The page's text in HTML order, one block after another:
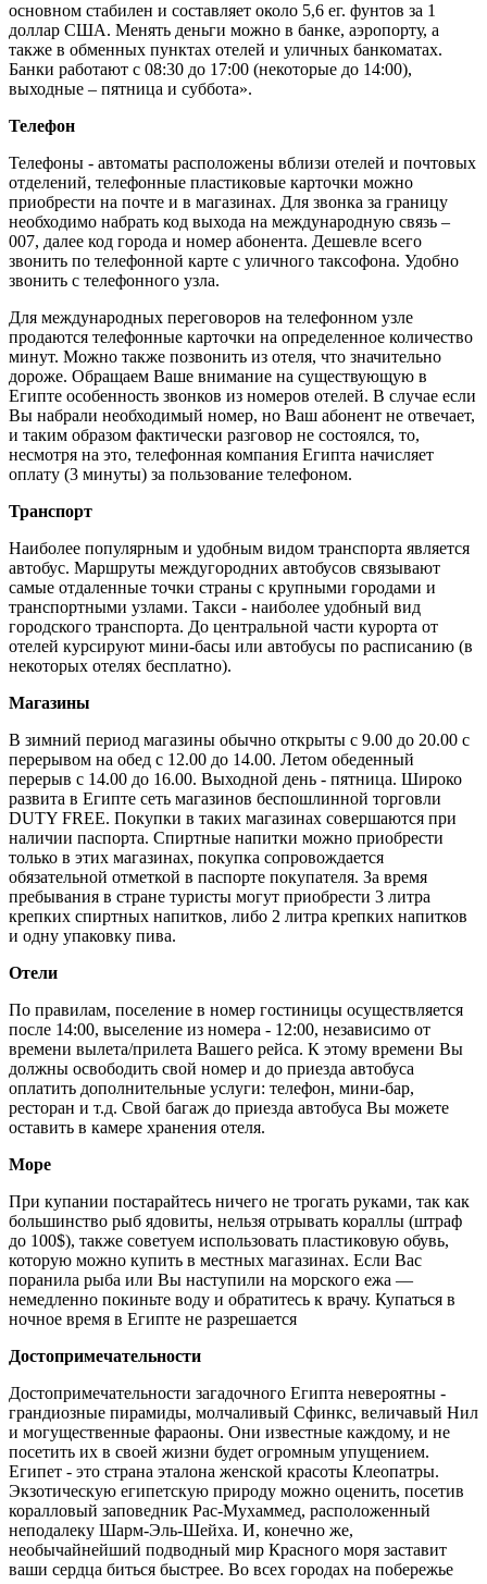
основном стабилен и составляет около 5,6 ег. фунтов за 1
доллар США. Менять деньги можно в банке, аэропорту, а
также в обменных пунктах отелей и уличных банкоматах.
Банки работают с 08:30 до 17:00 (некоторые до 14:00),
выходные – пятница и суббота».
Телефон
Телефоны - автоматы расположены вблизи отелей и почтовых
отделений, телефонные пластиковые карточки можно
приобрести на почте и в магазинах. Для звонка за границу
необходимо набрать код выхода на международную связь –
007, далее код города и номер абонента. Дешевле всего
звонить по телефонной карте с уличного таксофона. Удобно
звонить с телефонного узла.
Для международных переговоров на телефонном узле
продаются телефонные карточки на определенное количество
минут. Можно также позвонить из отеля, что значительно
дороже. Обращаем Ваше внимание на существующую в
Египте особенность звонков из номеров отелей. В случае если
Вы набрали необходимый номер, но Ваш абонент не отвечает,
и таким образом фактически разговор не состоялся, то,
несмотря на это, телефонная компания Египта начисляет
оплату (3 минуты) за пользование телефоном.
Транспорт
Наиболее популярным и удобным видом транспорта является
автобус. Маршруты междугородних автобусов связывают
самые отдаленные точки страны с крупными городами и
транспортными узлами. Такси - наиболее удобный вид
городского транспорта. До центральной части курорта от
отелей курсируют мини-басы или автобусы по расписанию (в
некоторых отелях бесплатно).
Магазины
В зимний период магазины обычно открыты с 9.00 до 20.00 с
перерывом на обед с 12.00 до 14.00. Летом обеденный
перерыв с 14.00 до 16.00. Выходной день - пятница. Широко
развита в Египте сеть магазинов беспошлинной торговли
DUTY FREE. Покупки в таких магазинах совершаются при
наличии паспорта. Спиртные напитки можно приобрести
только в этих магазинах, покупка сопровождается
обязательной отметкой в паспорте покупателя. За время
пребывания в стране туристы могут приобрести 3 литра
крепких спиртных напитков, либо 2 литра крепких напитков
и одну упаковку пива.
Отели
По правилам, поселение в номер гостиницы осуществляется
после 14:00, выселение из номера - 12:00, независимо от
времени вылета/прилета Вашего рейса. К этому времени Вы
должны освободить свой номер и до приезда автобуса
оплатить дополнительные услуги: телефон, мини-бар,
ресторан и т.д. Свой багаж до приезда автобуса Вы можете
оставить в камере хранения отеля.
Море
При купании постарайтесь ничего не трогать руками, так как
большинство рыб ядовиты, нельзя отрывать кораллы (штраф
до 100$), также советуем использовать пластиковую обувь,
которую можно купить в местных магазинах. Если Вас
поранила рыба или Вы наступили на морского ежа —
немедленно покиньте воду и обратитесь к врачу. Купаться в
ночное время в Египте не разрешается
Достопримечательности
Достопримечательности загадочного Египта невероятны -
грандиозные пирамиды, молчаливый Сфинкс, величавый Нил
и могущественные фараоны. Они известные каждому, и не
посетить их в своей жизни будет огромным упущением.
Египет - это страна эталона женской красоты Клеопатры.
Экзотическую египетскую природу можно оценить, посетив
коралловый заповедник Рас-Мухаммед, расположенный
неподалеку Шарм-Эль-Шейха. И, конечно же,
необычайнейший подводный мир Красного моря заставит
ваши сердца биться быстрее. Во всех городах на побережье